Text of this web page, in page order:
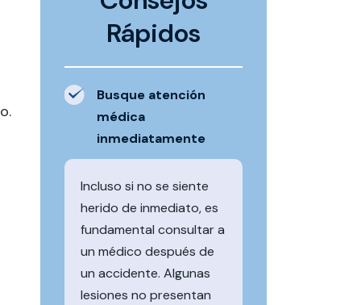
Rápidos
Busque atención
médica
inmediatamente
Incluso si no se siente
herido de inmediato, es
fundamental consultar a
un médico después de
un accidente. Algunas
lesiones no presentan